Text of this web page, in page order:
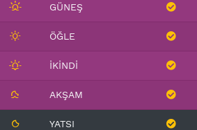
GÜNEŞ
ÖĞLE
İKINDI
AKŞAM
YATSI